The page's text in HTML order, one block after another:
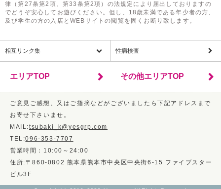
律（第27条第2項、第33条第2項）の法規定により届出しておりますの
でどうぞ安心してお遊びください。但し、18歳未満である年少者の方、
及び学生の方の入店とWEBサイトの閲覧を固くお断り致します。
相互リンク集 性病検査
エリアTOP その他エリアTOP
ご意見ご感想、又はご指摘などがございましたら下記アドレスまで
お寄せ下さいませ。
MAIL:tsubaki_k@yesgrp.com
TEL:096-353-7707
営業時間：10:00～24:00
住所:〒860-0802 熊本県熊本市中央区中央街6-15 ファイブスター
ビル3F